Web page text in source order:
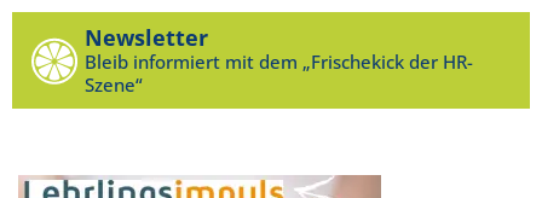
Newsletter
Bleib informiert mit dem „Frischekick der HR-
Szene“